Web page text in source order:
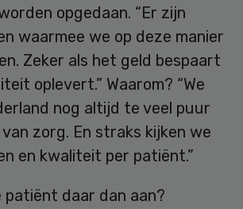
opgedaan. “Er zijn
waarmee we op deze manier
Zeker als het geld bespaart
oplevert.” Waarom? “We
nog altijd te veel puur
zorg. En straks kijken we
en kwaliteit per patiënt.”
daar dan aan?